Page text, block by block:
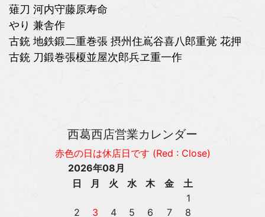
薙刀 河内守藤原寿命
やり 兼舎作
古銃 地鉄鍛二重巻張 摂州住嶌谷喜八郎重覚 花押
古銃 刀鍛巻張榎並屋次郎兵ヱ重一作
西葛西店営業カレンダー